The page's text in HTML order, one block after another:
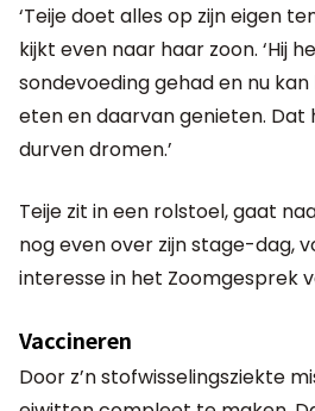
‘Teije doet alles op zijn eigen
kijkt even naar haar zoon. ‘Hij
sondevoeding gehad en nu
eten en daarvan genieten. Dat
durven dromen.’
Teije zit in een rolstoel, gaat
nog even over zijn stage-dag,
interesse in het Zoomgesprek
Vaccineren
Door z’n stofwisselingsziekte